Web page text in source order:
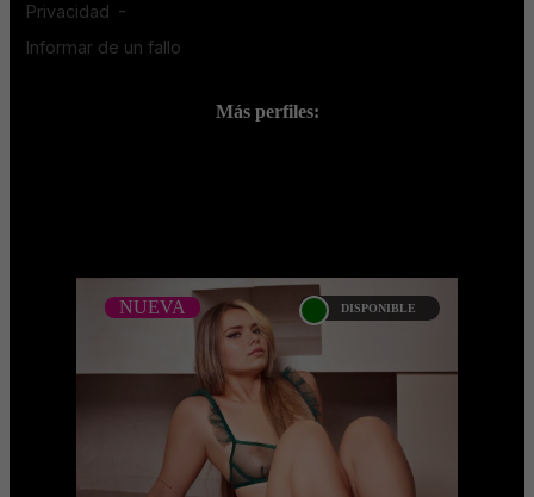
Más perfiles:
NUEVA DISPONIBLE
PAULINA GAVIRIA
NUEVA
Próximamente.... Algunas de nuestras
modelos aún no tienen imágenes
disponibles en la web porque están
completando su sesión ...